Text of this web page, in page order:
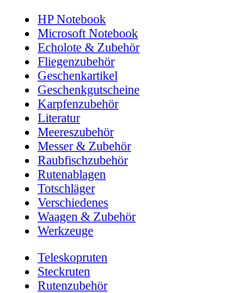
HP Notebook
Microsoft Notebook
Echolote & Zubehör
Fliegenzubehör
Geschenkartikel
Geschenkgutscheine
Karpfenzubehör
Literatur
Meereszubehör
Messer & Zubehör
Raubfischzubehör
Rutenablagen
Totschläger
Verschiedenes
Waagen & Zubehör
Werkzeuge
Teleskopruten
Steckruten
Rutenzubehör